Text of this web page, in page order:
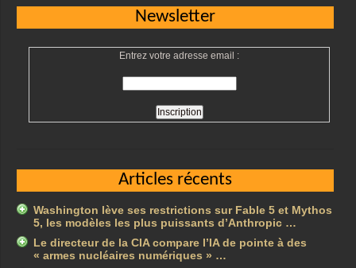
Newsletter
Entrez votre adresse email :
Articles récents
Washington lève ses restrictions sur Fable 5 et Mythos
5, les modèles les plus puissants d’Anthropic …
Le directeur de la CIA compare l’IA de pointe à des
« armes nucléaires numériques » …